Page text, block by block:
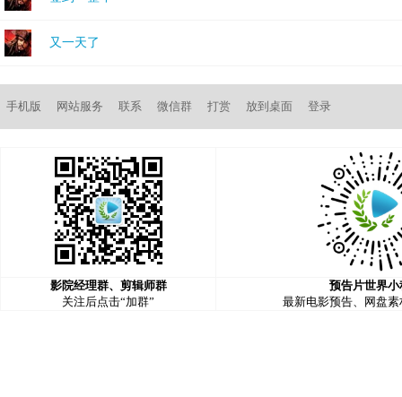
又一天了
手机版 网站服务 联系 微信群 打赏 放到桌面 登录
影院经理群、剪辑师群
关注后点击“加群”
预告片世界小
最新电影预告、网盘